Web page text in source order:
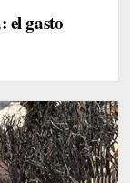
el gasto